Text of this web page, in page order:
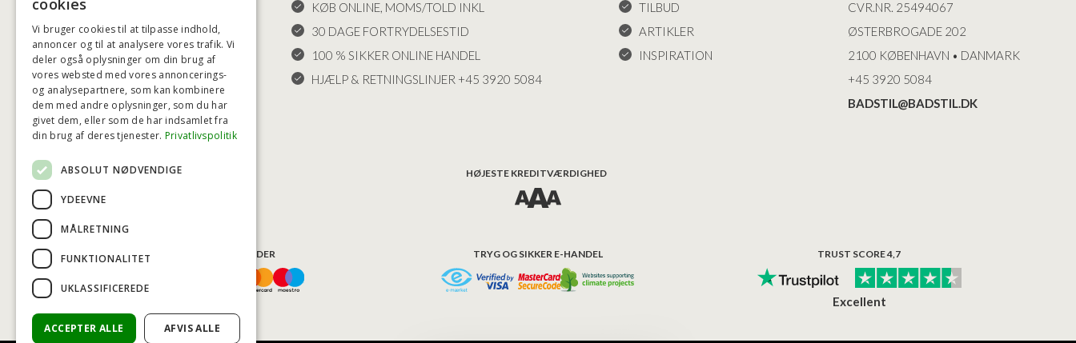
LEVERING OG RETURET
FORTRYDELSESRET
KLAGER
FRAGT
INDSTILLINGER FOR COOKIES
KØB ONLINE, MOMS/TOLD INKL
30 DAGE FORTRYDELSESTID
100 % SIKKER ONLINE HANDEL
HJÆLP & RETNINGSLINJER +45 3920 5084
TILBUD
ARTIKLER
INSPIRATION
CVR.NR. 25494067
ØSTERBROGADE 202
2100 KØBENHAVN • DANMARK
+45 3920 5084
BADSTIL@BADSTIL.DK
HØJESTE KREDITVÆRDIGHED
BETALINGSMULIGHEDER TRYG OG SIKKER E-HANDEL TRUST SCORE 4,7
Excellent
cookies
Vi bruger cookies til at tilpasse indhold,
annoncer og til at analysere vores trafik. Vi
deler også oplysninger om din brug af
vores websted med vores annoncerings-
og analysepartnere, som kan kombinere
dem med andre oplysninger, som du har
givet dem, eller som de har indsamlet fra
din brug af deres tjenester. Privatlivspolitik
ABSOLUT NØDVENDIGE
YDEEVNE
MÅLRETNING
FUNKTIONALITET
UKLASSIFICEREDE
ACCEPTER ALLE AFVIS ALLE